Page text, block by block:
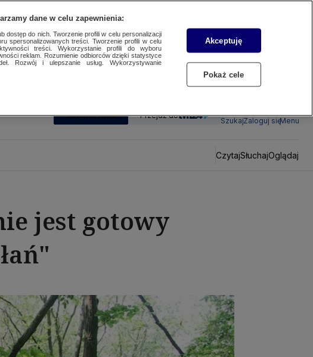
SUBSKRYBUJ Przejdź do
SzukajZaloguj sięMenu
CzytajSłuchajOglądaj
jest gotowy
dane w celu zapewnienia:
dostęp do nich. Tworzenie profili w celu personalizacji
spersonalizowanych treści. Tworzenie profili w celu
treści. Wykorzystanie profili do wyboru
reklam. Rozumienie odbiorców dzięki statystyce
Rozwój i ulepszanie usług. Wykorzystywanie
Akceptuję
Pokaż cele